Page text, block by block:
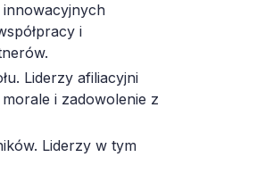
innowacyjnych
i
Liderzy afiliacyjni
i zadowolenie z
Liderzy w tym